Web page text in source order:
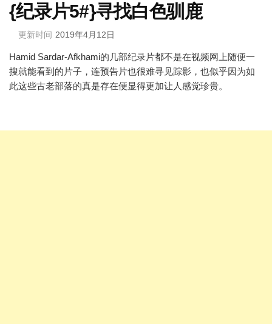
{纪录片5#}寻找白色驯鹿
更新时间 2019年4月12日
Hamid Sardar-Afkhami的几部纪录片都不是在视频网上随便一
搜就能看到的片子，连预告片也很难寻见踪影，也似乎因为如
此这些古老部落的真是存在便显得更加让人感觉珍贵。